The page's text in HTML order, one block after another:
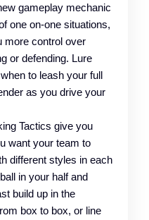
gameplay mechanic
one on-one situations,
more control over
or defending. Lure
to leash your full
as you drive your
Tactics give you
want your team to
different styles in each
in your half and
build up in the
box to box, or line